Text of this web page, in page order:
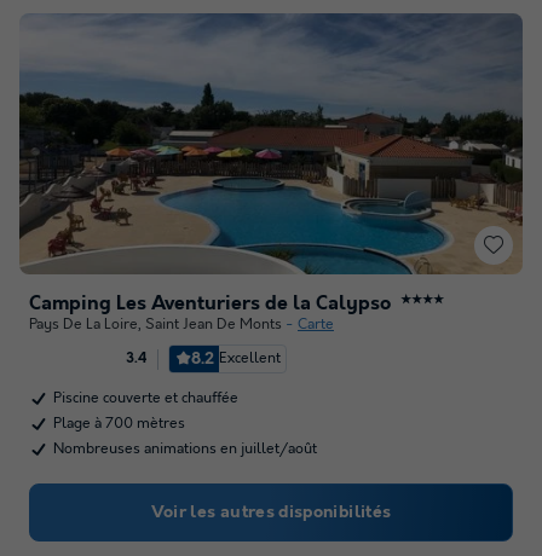
Camping Les Aventuriers de la Calypso ★★★★
Pays De La Loire, Saint Jean De Monts Carte
3.4 8.2 Excellent
Piscine couverte et chauffée
Plage à 700 mètres
Nombreuses animations en juillet/août
Voir les autres disponibilités